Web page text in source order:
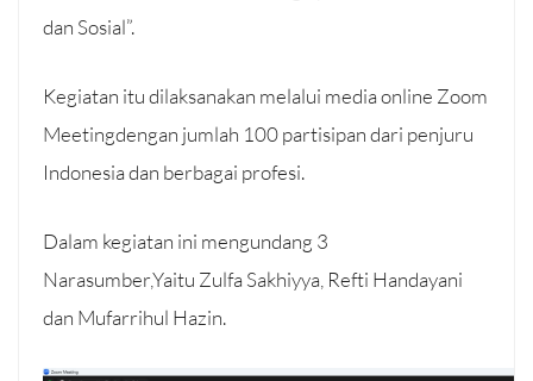
dan Sosial”.
Kegiatan itu dilaksanakan melalui media online Zoom
Meetingdengan jumlah 100 partisipan dari penjuru
Indonesia dan berbagai profesi.
Dalam kegiatan ini mengundang 3
Narasumber,Yaitu Zulfa Sakhiyya, Refti Handayani
dan Mufarrihul Hazin.